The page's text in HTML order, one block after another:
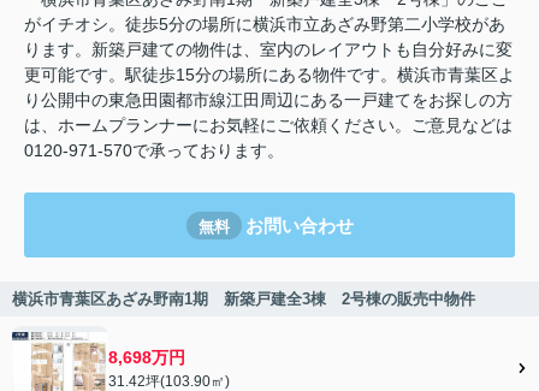
がイチオシ。徒歩5分の場所に横浜市立あざみ野第二小学校があ
ります。新築戸建ての物件は、室内のレイアウトも自分好みに変
更可能です。駅徒歩15分の場所にある物件です。横浜市青葉区よ
り公開中の東急田園都市線江田周辺にある一戸建てをお探しの方
は、ホームプランナーにお気軽にご依頼ください。ご意見などは
0120-971-570で承っております。
無料 お問い合わせ
横浜市青葉区あざみ野南1期 新築戸建全3棟 2号棟の販売中物件
8,698万円
31.42坪(103.90㎡)